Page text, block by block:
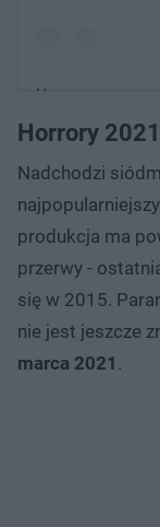
Here are more
tuned for the
Horrory
Nadchodzi
produkcja ma
przerwy -
się w 2015.
nie jest jeszcze
marca 2021 .